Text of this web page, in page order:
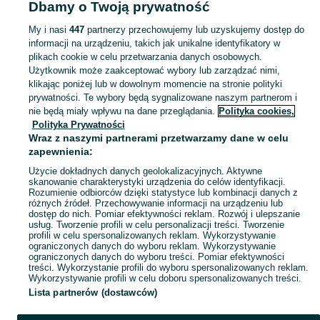
Jasło
KATEGORIA
Zobacz
Mapa kategorii
Mapa miejscowości
Mapa ministron
Popularne wyszukiwania
Dbamy o Twoją prywatność
My i nasi 447partnerzy przechowujemy lub uzyskujemy dostęp do
informacji na urządzeniu, takich jak unikalne identyfikatory w
plikach cookie w celu przetwarzania danych osobowych.
Użytkownik może zaakceptować wybory lub zarządzać nimi,
klikając poniżej lub w dowolnym momencie na stronie polityki
prywatności. Te wybory będą sygnalizowane naszym partnerom i
nie będą miały wpływu na dane przeglądania. Polityka cookies,
Polityka Prywatności
Wraz z naszymi partnerami przetwarzamy dane w celu
zapewnienia:
Użycie dokładnych danych geolokalizacyjnych. Aktywne
skanowanie charakterystyki urządzenia do celów identyfikacji.
Rozumienie odbiorców dzięki statystyce lub kombinacji danych z
różnych źródeł. Przechowywanie informacji na urządzeniu lub
dostęp do nich. Pomiar efektywności reklam. Rozwój i ulepszanie
usług. Tworzenie profili w celu personalizacji treści. Tworzenie
profili w celu spersonalizowanych reklam. Wykorzystywanie
ograniczonych danych do wyboru reklam. Wykorzystywanie
ograniczonych danych do wyboru treści. Pomiar efektywności
treści. Wykorzystanie profili do wyboru spersonalizowanych reklam.
Wykorzystywanie profili w celu doboru spersonalizowanych treści.
Lista partnerów (dostawców)